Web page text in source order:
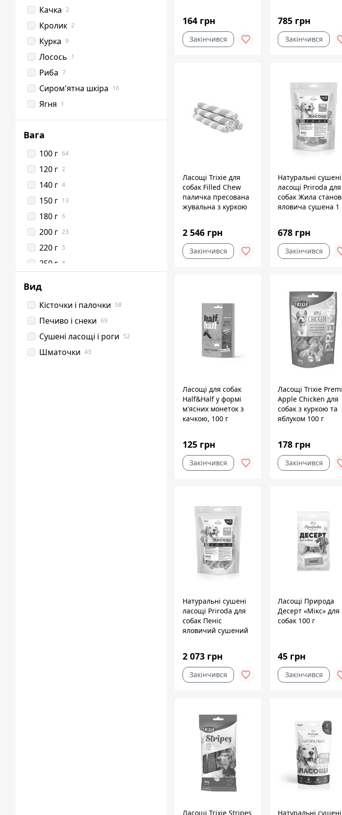
164 грн
Закінчився
785 грн
Закінчився
Ласощі Trixie для
собак Filled Chew
паличка пресована
жувальна з куркою
2 546 грн
Закінчився
Натуральні сушені
ласощі Priroda для
собак Жила
яловича сушена 1
678 грн
Закінчився
Ласощі для собак
Half&Half у формі
м'ясних монеток з
качкою, 100 г
125 грн
Закінчився
Ласощі Trixie
Apple Chicken для
собак з куркою та
яблуком 100 г
178 грн
Закінчився
Натуральні сушені
ласощі Priroda для
собак Пеніс
яловичий сушений
2 073 грн
Закінчився
Ласощі Природа
Десерт «Мікс» для
собак 100 г
45 грн
Закінчився
Ласощі Trixie Stripes Натуральні сушені
Качка 2
Кролик 2
Курка 9
Лосось 1
Риба 7
Сиром'ятна шкіра 16
Ягня 1
Вага
100 г 64
120 г 2
140 г 4
150 г 13
180 г 6
200 г 23
220 г 5
250 г 8
400 г
450 г 3
50 г 6
500 г 15
60 г 5
Вид
Кісточки і палочки 58
Печиво і снеки 69
Сушені ласощі і роги 52
Шматочки 43